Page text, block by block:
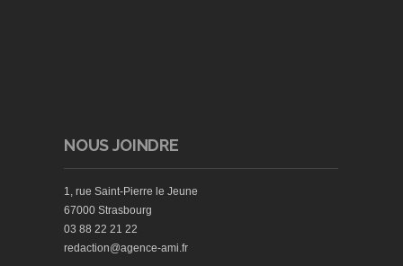
NOUS JOINDRE
1, rue Saint-Pierre le Jeune
67000 Strasbourg
03 88 22 21 22
redaction@agence-ami.fr